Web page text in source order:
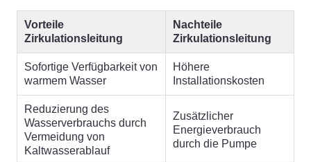
Vorteile
Zirkulationsleitung
Nachteile
Zirkulationsleitung
Sofortige Verfügbarkeit von
warmem Wasser
Höhere
Installationskosten
Reduzierung des
Wasserverbrauchs durch
Vermeidung von
Kaltwasserablauf
Zusätzlicher
Energieverbrauch
durch die Pumpe